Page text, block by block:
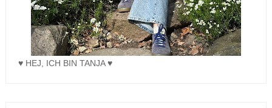
♥ HEJ, ICH BIN TANJA ♥